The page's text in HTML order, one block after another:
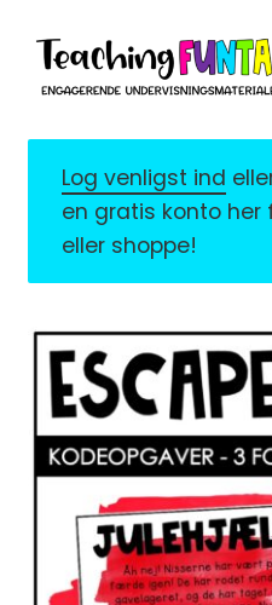
Spring
navigation
Spring
indhold
MIN KONTO
GRATISMATERIALE
LICENSER
FONTE
Log venligst ind
en gratis konto
eller shoppe!